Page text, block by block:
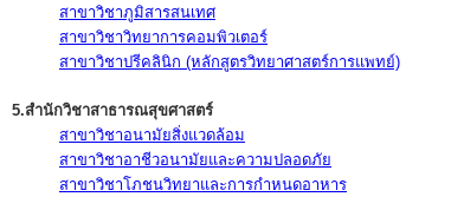
สาขาวิชาภูมิสารสนเทศ
สาขาวิชาวิทยาการคอมพิวเตอร์
สาขาวิชาปรีคลินิก (หลักสูตรวิทยาศาสตร์การแพทย์)
5.สำนักวิชาสาธารณสุขศาสตร์
สาขาวิชาอนามัยสิ่งแวดล้อม
สาขาวิชาอาชีวอนามัยและความปลอดภัย
สาขาวิชาโภชนวิทยาและการกำหนดอาหาร